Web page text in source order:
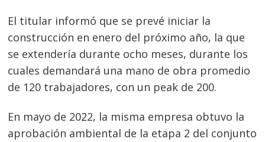
El titular informó que se prevé iniciar la
construcción en enero del próximo año, la que
se extendería durante ocho meses, durante los
cuales demandará una mano de obra promedio
de 120 trabajadores, con un peak de 200.
En mayo de 2022, la misma empresa obtuvo la
aprobación ambiental de la etapa 2 del conjunto
Navegación
de
entradas